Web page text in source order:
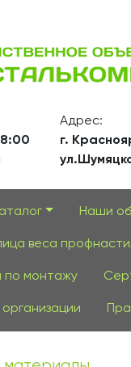
Адрес:
г.
Наши
веса
по монтажу
организации